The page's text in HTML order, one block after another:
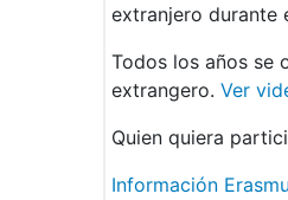
extranjero durante
Todos los años se
extrangero. Ver
Quien quiera
Información